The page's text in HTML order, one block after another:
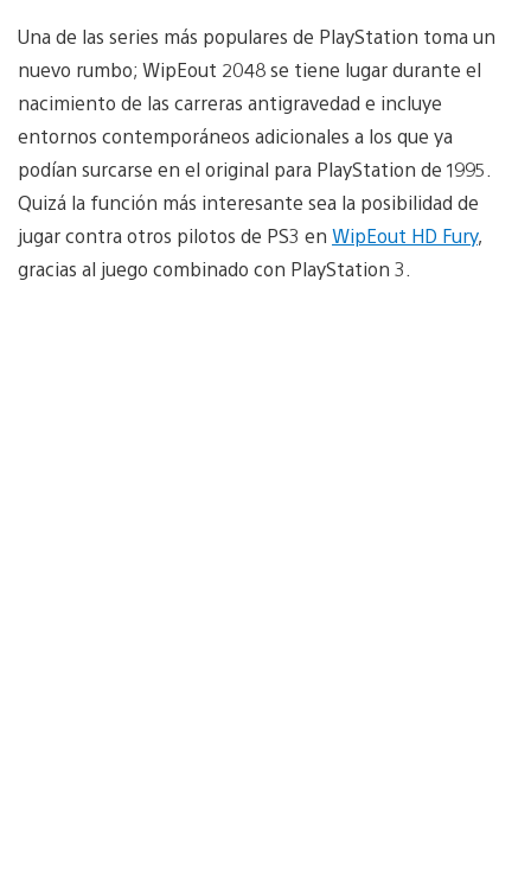
Una de las series más populares de PlayStation toma un
nuevo rumbo; WipEout 2048 se tiene lugar durante el
nacimiento de las carreras antigravedad e incluye
entornos contemporáneos adicionales a los que ya
podían surcarse en el original para PlayStation de 1995.
Quizá la función más interesante sea la posibilidad de
jugar contra otros pilotos de PS3 en WipEout HD Fury,
gracias al juego combinado con PlayStation 3.